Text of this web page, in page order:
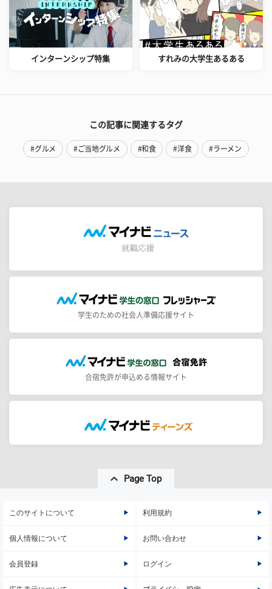
インターンシップ特集 すれみの大学生あるある
この記事に関連するタグ
#グルメ #ご当地グルメ #和食 #洋食 #ラーメン
学生のための社会人準備応援サイト
合宿免許が申込める情報サイト
Page Top
このサイトについて 利用規約
個人情報について お問い合わせ
会員登録 ログイン